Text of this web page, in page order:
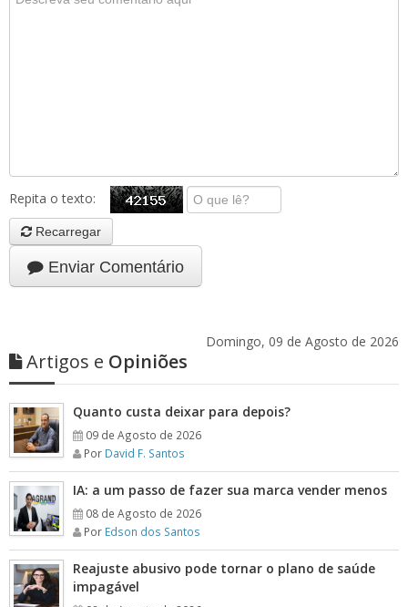
Repita o texto:
Recarregar
Enviar Comentário
Domingo, 09 de Agosto de 2026
Artigos e Opiniões
Quanto custa deixar para depois?
09 de Agosto de 2026
Por David F. Santos
IA: a um passo de fazer sua marca vender menos
08 de Agosto de 2026
Por Edson dos Santos
Reajuste abusivo pode tornar o plano de saúde
impagável